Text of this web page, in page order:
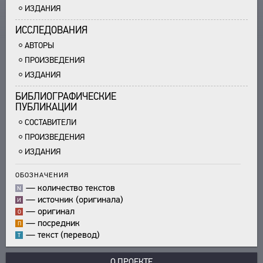
ИЗДАНИЯ
ИССЛЕДОВАНИЯ
АВТОРЫ
ПРОИЗВЕДЕНИЯ
ИЗДАНИЯ
БИБЛИОГРАФИЧЕСКИЕ
ПУБЛИКАЦИИ
СОСТАВИТЕЛИ
ПРОИЗВЕДЕНИЯ
ИЗДАНИЯ
ОБОЗНАЧЕНИЯ
N — количество текстов
И — источник (оригинала)
О — оригинал
П — посредник
Т — текст (перевод)
ПРОИЗВЕДЕНИЯ
ИЗДАНИЯ
ЭНЦИКЛОПЕДИЯ
СЛОВНИК
ВСЕ БИОСПРАВКИ
ПОЭТЫ
ПЕРЕВОДЧИКИ
ИССЛЕДОВАТЕЛИ
ТЕЗАУРУС
СТРУКТУРА
УКАЗАТЕЛЬ ТЕРМИНОВ
ПОИСК
КРАТКО О ПРОЕКТЕ
ЦЕЛИ ПРОЕКТА
ПОДСИСТЕМЫ
КОРПУС
БИБЛИОТЕКА
ЭНЦИКЛОПЕДИЯ
ТЕЗАУРУС
ОБРАТНАЯ СВЯЗЬ
ПОЛЬЗОВАТЕЛЬСКОЕ СОГЛАШЕНИЕ
ЗАКЛАДКИ